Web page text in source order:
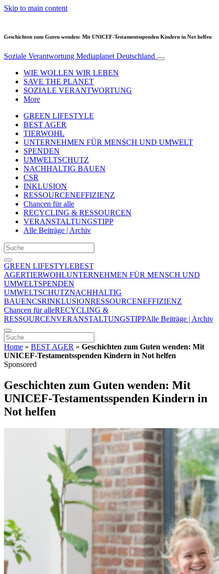
Skip to main content
Geschichten zum Guten wenden: Mit UNICEF-Testamentsspenden Kindern in Not helfen
Soziale Verantwortung Mediaplanet Deutschland
WIE WOLLEN WIR LEBEN
SAVE THE PLANET
SOZIALE VERANTWORTUNG
More
GREEN LIFESTYLE
BEST AGER
TIERWOHL
UNTERNEHMEN FÜR MENSCH UND UMWELT
SPENDEN
UMWELTSCHUTZ
NACHHALTIG BAUEN
CSR
INKLUSION
RESSOURCENEFFIZIENZ
Chancen für alle
RECYCLING & RESSOURCEN
VERANSTALTUNGSTIPP
Alle Beiträge | Archiv
GREEN LIFESTYLEBEST
AGERTIERWOHLUNTERNEHMEN FÜR MENSCH UND
UMWELTSPENDEN
UMWELTSCHUTZNACHHALTIG
BAUENCSRINKLUSIONRESSOURCENEFFIZIENZ
Chancen für alleRECYCLING &
RESSOURCENVERANSTALTUNGSTIPPAlle Beiträge | Archiv
Home » BEST AGER » Geschichten zum Guten wenden: Mit
UNICEF-Testamentsspenden Kindern in Not helfen
Sponsored
Geschichten zum Guten wenden: Mit
UNICEF-Testamentsspenden Kindern in
Not helfen